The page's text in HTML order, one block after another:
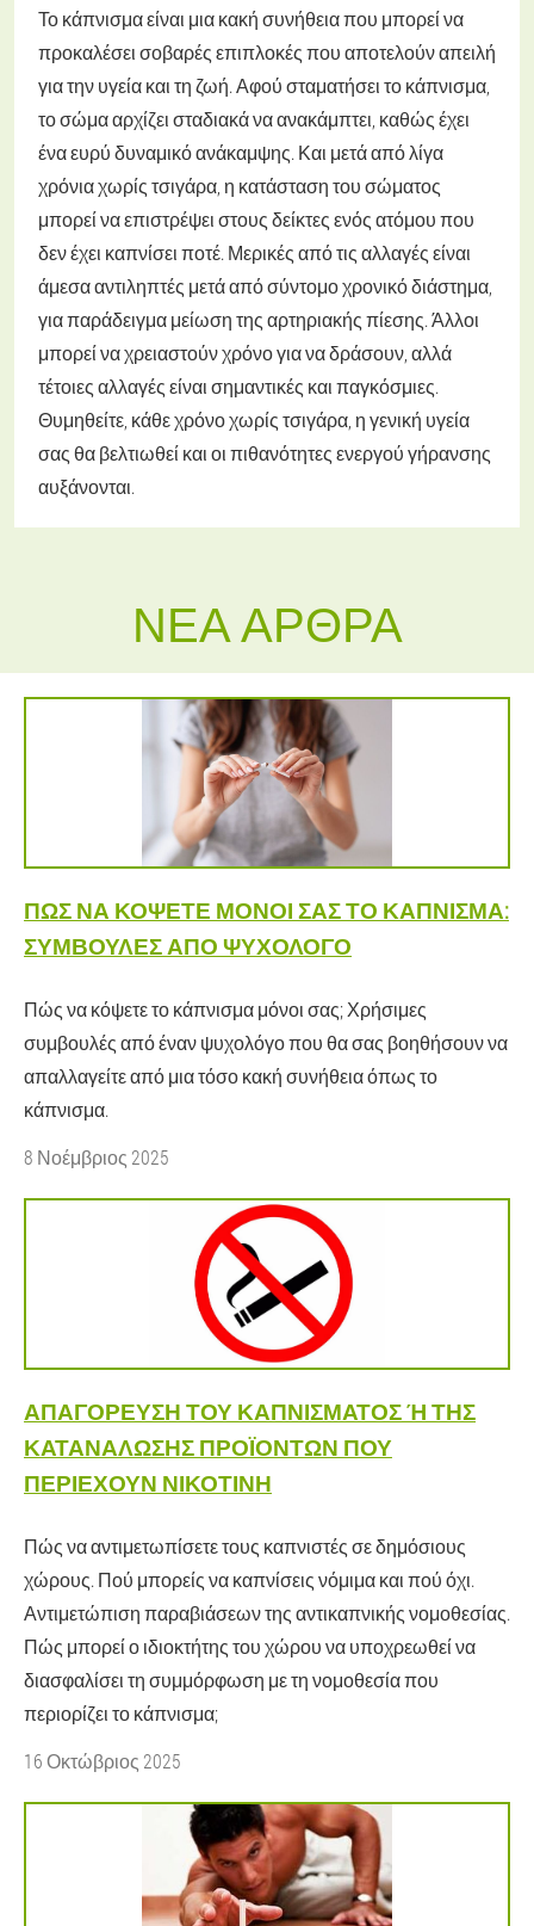
Το κάπνισμα είναι μια κακή συνήθεια που μπορεί να
προκαλέσει σοβαρές επιπλοκές που αποτελούν απειλή
για την υγεία και τη ζωή. Αφού σταματήσει το κάπνισμα,
το σώμα αρχίζει σταδιακά να ανακάμπτει, καθώς έχει
ένα ευρύ δυναμικό ανάκαμψης. Και μετά από λίγα
χρόνια χωρίς τσιγάρα, η κατάσταση του σώματος
μπορεί να επιστρέψει στους δείκτες ενός ατόμου που
δεν έχει καπνίσει ποτέ. Μερικές από τις αλλαγές είναι
άμεσα αντιληπτές μετά από σύντομο χρονικό διάστημα,
για παράδειγμα μείωση της αρτηριακής πίεσης. Άλλοι
μπορεί να χρειαστούν χρόνο για να δράσουν, αλλά
τέτοιες αλλαγές είναι σημαντικές και παγκόσμιες.
Θυμηθείτε, κάθε χρόνο χωρίς τσιγάρα, η γενική υγεία
σας θα βελτιωθεί και οι πιθανότητες ενεργού γήρανσης
αυξάνονται.
ΝΈΑ ΆΡΘΡΑ
ΠΏΣ ΝΑ ΚΌΨΕΤΕ ΜΌΝΟΙ ΣΑΣ ΤΟ ΚΆΠΝΙΣΜΑ:
ΣΥΜΒΟΥΛΈΣ ΑΠΌ ΨΥΧΟΛΌΓΟ
Πώς να κόψετε το κάπνισμα μόνοι σας; Χρήσιμες
συμβουλές από έναν ψυχολόγο που θα σας βοηθήσουν να
απαλλαγείτε από μια τόσο κακή συνήθεια όπως το
κάπνισμα.
8 Νοέμβριος 2025
ΑΠΑΓΌΡΕΥΣΗ ΤΟΥ ΚΑΠΝΊΣΜΑΤΟΣ Ή ΤΗΣ Κ
ΑΤΑΝΆΛΩΣΗΣ ΠΡΟΪΌΝΤΩΝ ΠΟΥ Π
ΕΡΙΈΧΟΥΝ ΝΙΚΟΤΊΝΗ
Πώς να αντιμετωπίσετε τους καπνιστές σε δημόσιους
χώρους. Πού μπορείς να καπνίσεις νόμιμα και πού όχι.
Αντιμετώπιση παραβιάσεων της αντικαπνικής νομοθεσίας.
Πώς μπορεί ο ιδιοκτήτης του χώρου να υποχρεωθεί να
διασφαλίσει τη συμμόρφωση με τη νομοθεσία που
περιορίζει το κάπνισμα;
16 Οκτώβριος 2025